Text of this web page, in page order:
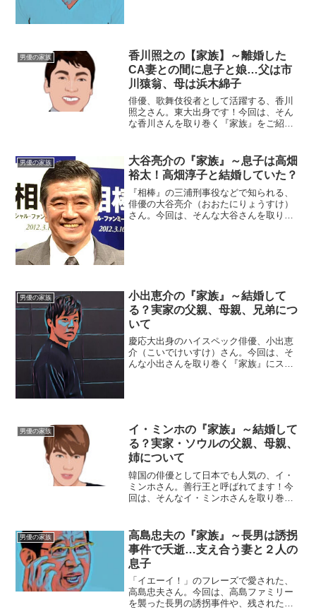
男優の家族
香川照之の【家族】～離婚した
CA妻との間に息子と娘…父は市
川猿翁、母は浜木綿子
俳優、歌舞伎役者として活躍する、香川
照之さん。東大出身です！今回は、そん
な香川さんを取り巻く『家族』をご紹介
和40年〉12月7日身 長：171cm血液
型 ：AB型...
男優の家族
大谷亮介の『家族』～息子は高畑
裕太！高畑淳子と結婚していた？
『相棒』の三浦刑事役などで知られる、
俳優の大谷亮介（おおたにりょうすけ）
さん。今回は、そんな大谷さんを取り巻
男優の家族
小出恵介の『家族』～結婚して
る？実家の父親、母親、兄弟につ
いて
慶応大出身のハイスペック俳優、小出恵
介（こいでけいすけ）さん。今回は、そ
んな小出さんを取り巻く『家族』にスポ
男優の家族
イ・ミンホの『家族』～結婚して
る？実家・ソウルの父親、母親、
姉について
韓国の俳優として日本でも人気の、イ・
ミンホさん。善行王と呼ばれてます！今
回は、そんなイ・ミンホさんを取り巻く
22日身 長：187cm血液型 ：A型出
身地 ：ソウ...
男優の家族
高島忠夫の『家族』～長男は誘拐
事件で夭逝…支え合う妻と２人の
息子
「イエーイ！」のフレーズで愛された、
高島忠夫さん。今回は、高島ファミリー
を襲った長男の誘拐事件や、残された